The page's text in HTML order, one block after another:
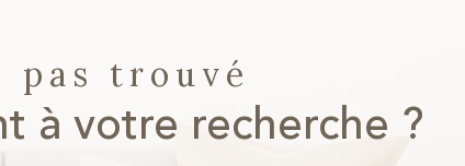
pas trouvé
à votre recherche ?